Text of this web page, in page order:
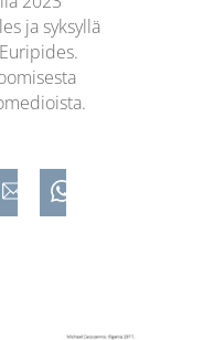
ja syksyllä
LinkedinissäJaa sähköpostilla